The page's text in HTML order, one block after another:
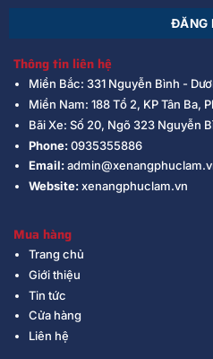
Thông tin liên hệ
Miền Bắc: 331 Nguyễn Bình -
Miền Nam: 188 Tổ 2, KP Tân Ba,
Bãi Xe: Số 20, Ngõ 323 Nguyễn
Phone:0935355886
Email:
Website:xenangphuclam.vn
Mua hàng
Trang chủ
Giới thiệu
Tin tức
Cửa hàng
Liên hệ